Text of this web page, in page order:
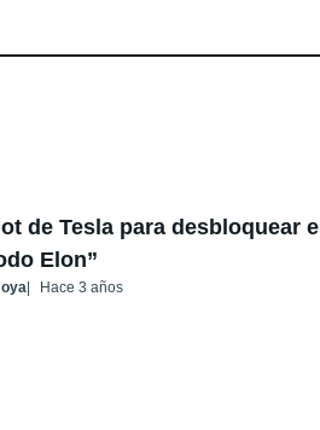
de Tesla para desbloquear el
Elon”
Hace 3 años